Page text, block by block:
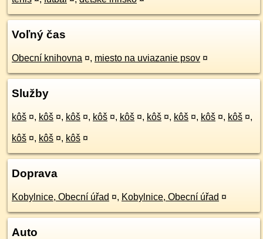
Voľný čas
Obecní knihovna ¤, miesto na uviazanie psov ¤
Služby
kôš ¤, kôš ¤, kôš ¤, kôš ¤, kôš ¤, kôš ¤, kôš ¤, kôš ¤, kôš ¤,
kôš ¤, kôš ¤, kôš ¤
Doprava
Kobylnice, Obecní úřad ¤, Kobylnice, Obecní úřad ¤
Auto